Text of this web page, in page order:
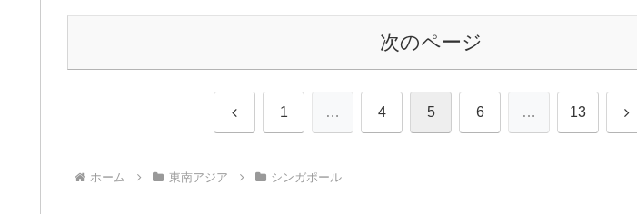
次のページ
前 1 … 4 5 6 … 13 次
ホーム 東南アジア シンガポール